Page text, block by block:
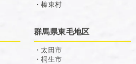
・榛東村
群馬県東毛地区
・太田市
・桐生市